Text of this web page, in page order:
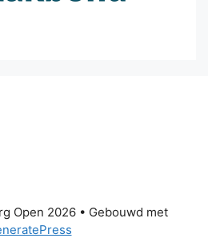
Open 2026• Gebouwd met